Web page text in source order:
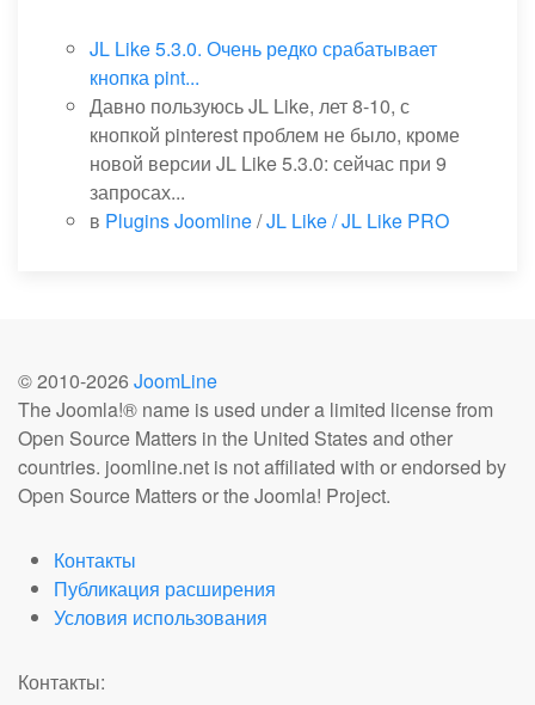
JL Like 5.3.0. Очень редко срабатывает
кнопка pint...
Давно пользуюсь JL Like, лет 8-10, с
кнопкой pinterest проблем не было, кроме
новой версии JL Like 5.3.0: сейчас при 9
запросах...
в Plugins Joomline/JL Like / JL Like PRO
© 2010-2026 JoomLine
The Joomla!® name is used under a limited license from
Open Source Matters in the United States and other
countries. joomline.net is not affiliated with or endorsed by
Open Source Matters or the Joomla! Project.
Контакты
Публикация расширения
Условия использования
Контакты: